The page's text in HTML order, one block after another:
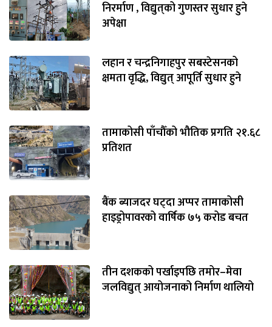
निरर्माण , विद्युत्‌को गुणस्तर सुधार हुने
अपेक्षा
लहान र चन्द्रनिगाहपुर सबस्टेसनको
क्षमता वृद्धि, विद्युत् आपूर्ति सुधार हुने
तामाकोसी पाँचौँको भौतिक प्रगति २१.६८
प्रतिशत
बैंक ब्याजदर घट्दा अप्पर तामाकोसी
हाइड्रोपावरको वार्षिक ७५ करोड बचत
तीन दशकको पर्खाइपछि तमोर–मेवा
जलविद्युत् आयोजनाको निर्माण थालियो